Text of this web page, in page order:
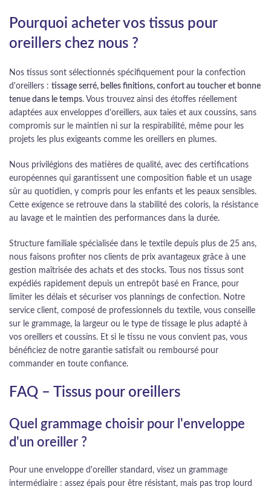
Pourquoi acheter vos tissus pour
oreillers chez nous ?
Nos tissus sont sélectionnés spécifiquement pour la confection
d'oreillers : tissage serré, belles finitions, confort au toucher et bonne
tenue dans le temps. Vous trouvez ainsi des étoffes réellement
adaptées aux enveloppes d'oreillers, aux taies et aux coussins, sans
compromis sur le maintien ni sur la respirabilité, même pour les
projets les plus exigeants comme les oreillers en plumes.
Nous privilégions des matières de qualité, avec des certifications
européennes qui garantissent une composition fiable et un usage
sûr au quotidien, y compris pour les enfants et les peaux sensibles.
Cette exigence se retrouve dans la stabilité des coloris, la résistance
au lavage et le maintien des performances dans la durée.
Structure familiale spécialisée dans le textile depuis plus de 25 ans,
nous faisons profiter nos clients de prix avantageux grâce à une
gestion maîtrisée des achats et des stocks. Tous nos tissus sont
expédiés rapidement depuis un entrepôt basé en France, pour
limiter les délais et sécuriser vos plannings de confection. Notre
service client, composé de professionnels du textile, vous conseille
sur le grammage, la largeur ou le type de tissage le plus adapté à
vos oreillers et coussins. Et si le tissu ne vous convient pas, vous
bénéficiez de notre garantie satisfait ou remboursé pour
commander en toute confiance.
FAQ – Tissus pour oreillers
Quel grammage choisir pour l'enveloppe
d'un oreiller ?
Pour une enveloppe d'oreiller standard, visez un grammage
intermédiaire : assez épais pour être résistant, mais pas trop lourd